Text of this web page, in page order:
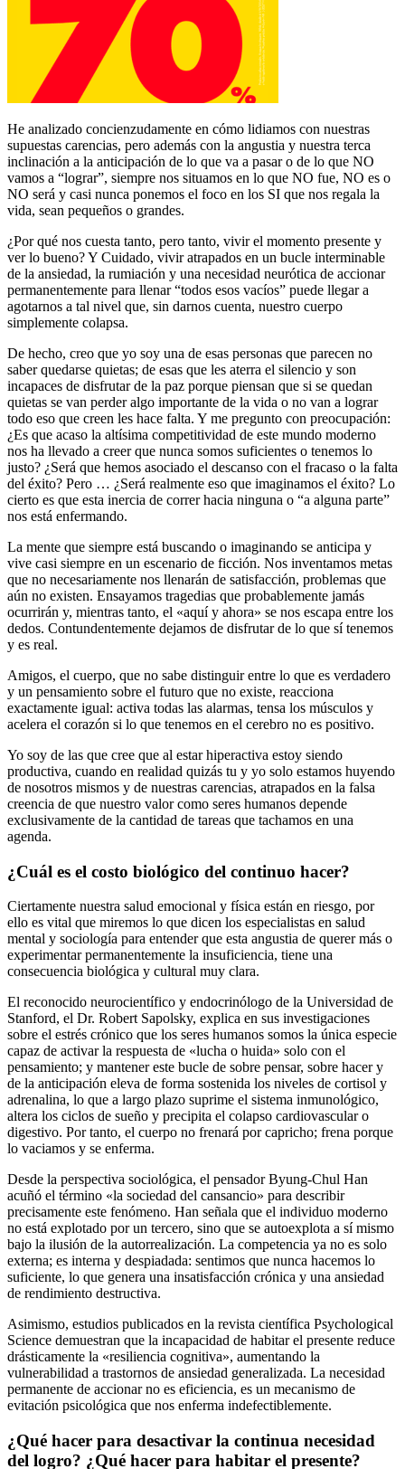
He analizado concienzudamente en cómo lidiamos con nuestras
supuestas carencias, pero además con la angustia y nuestra terca
inclinación a la anticipación de lo que va a pasar o de lo que NO
vamos a “lograr”, siempre nos situamos en lo que NO fue, NO es o
NO será y casi nunca ponemos el foco en los SI que nos regala la
vida, sean pequeños o grandes.
¿Por qué nos cuesta tanto, pero tanto, vivir el momento presente y
ver lo bueno? Y Cuidado, vivir atrapados en un bucle interminable
de la ansiedad, la rumiación y una necesidad neurótica de accionar
permanentemente para llenar “todos esos vacíos” puede llegar a
agotarnos a tal nivel que, sin darnos cuenta, nuestro cuerpo
simplemente colapsa.
De hecho, creo que yo soy una de esas personas que parecen no
saber quedarse quietas; de esas que les aterra el silencio y son
incapaces de disfrutar de la paz porque piensan que si se quedan
quietas se van perder algo importante de la vida o no van a lograr
todo eso que creen les hace falta. Y me pregunto con preocupación:
¿Es que acaso la altísima competitividad de este mundo moderno
nos ha llevado a creer que nunca somos suficientes o tenemos lo
justo? ¿Será que hemos asociado el descanso con el fracaso o la falta
del éxito? Pero … ¿Será realmente eso que imaginamos el éxito? Lo
cierto es que esta inercia de correr hacia ninguna o “a alguna parte”
nos está enfermando.
La mente que siempre está buscando o imaginando se anticipa y
vive casi siempre en un escenario de ficción. Nos inventamos metas
que no necesariamente nos llenarán de satisfacción, problemas que
aún no existen. Ensayamos tragedias que probablemente jamás
ocurrirán y, mientras tanto, el «aquí y ahora» se nos escapa entre los
dedos. Contundentemente dejamos de disfrutar de lo que sí tenemos
y es real.
Amigos, el cuerpo, que no sabe distinguir entre lo que es verdadero
y un pensamiento sobre el futuro que no existe, reacciona
exactamente igual: activa todas las alarmas, tensa los músculos y
acelera el corazón si lo que tenemos en el cerebro no es positivo.
Yo soy de las que cree que al estar hiperactiva estoy siendo
productiva, cuando en realidad quizás tu y yo solo estamos huyendo
de nosotros mismos y de nuestras carencias, atrapados en la falsa
creencia de que nuestro valor como seres humanos depende
exclusivamente de la cantidad de tareas que tachamos en una
agenda.
¿Cuál es el costo biológico del continuo hacer?
Ciertamente nuestra salud emocional y física están en riesgo, por
ello es vital que miremos lo que dicen los especialistas en salud
mental y sociología para entender que esta angustia de querer más o
experimentar permanentemente la insuficiencia, tiene una
consecuencia biológica y cultural muy clara.
El reconocido neurocientífico y endocrinólogo de la Universidad de
Stanford, el Dr. Robert Sapolsky, explica en sus investigaciones
sobre el estrés crónico que los seres humanos somos la única especie
capaz de activar la respuesta de «lucha o huida» solo con el
pensamiento; y mantener este bucle de sobre pensar, sobre hacer y
de la anticipación eleva de forma sostenida los niveles de cortisol y
adrenalina, lo que a largo plazo suprime el sistema inmunológico,
altera los ciclos de sueño y precipita el colapso cardiovascular o
digestivo. Por tanto, el cuerpo no frenará por capricho; frena porque
lo vaciamos y se enferma.
Desde la perspectiva sociológica, el pensador Byung-Chul Han
acuñó el término «la sociedad del cansancio» para describir
precisamente este fenómeno. Han señala que el individuo moderno
no está explotado por un tercero, sino que se autoexplota a sí mismo
bajo la ilusión de la autorrealización. La competencia ya no es solo
externa; es interna y despiadada: sentimos que nunca hacemos lo
suficiente, lo que genera una insatisfacción crónica y una ansiedad
de rendimiento destructiva.
Asimismo, estudios publicados en la revista científica Psychological
Science demuestran que la incapacidad de habitar el presente reduce
drásticamente la «resiliencia cognitiva», aumentando la
vulnerabilidad a trastornos de ansiedad generalizada. La necesidad
permanente de accionar no es eficiencia, es un mecanismo de
evitación psicológica que nos enferma indefectiblemente.
¿Qué hacer para desactivar la continua necesidad
del logro? ¿Qué hacer para habitar el presente?